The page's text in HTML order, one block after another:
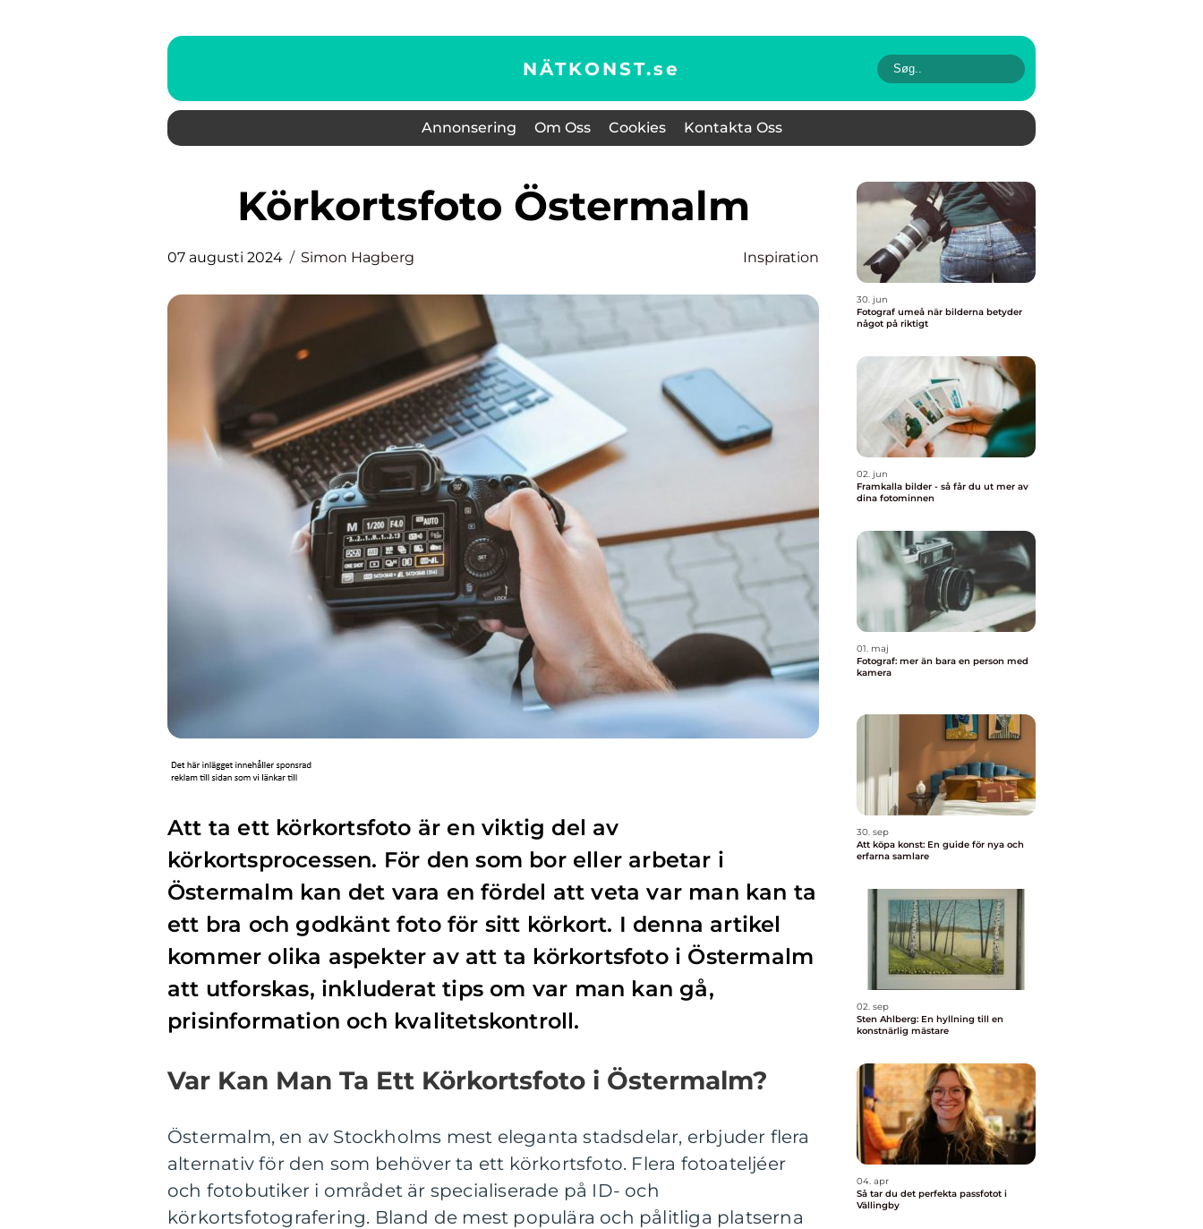
NÄTKONST.se
Annonsering Om Oss Cookies Kontakta Oss
Körkortsfoto Östermalm
07 augusti 2024 Simon Hagberg Inspiration
Att ta ett körkortsfoto är en viktig del av
körkortsprocessen. För den som bor eller arbetar i
Östermalm kan det vara en fördel att veta var man kan ta
ett bra och godkänt foto för sitt körkort. I denna artikel
kommer olika aspekter av att ta körkortsfoto i Östermalm
att utforskas, inkluderat tips om var man kan gå,
prisinformation och kvalitetskontroll.
Var Kan Man Ta Ett Körkortsfoto i Östermalm?
Östermalm, en av Stockholms mest eleganta stadsdelar, erbjuder flera
alternativ för den som behöver ta ett körkortsfoto. Flera fotoateljéer
och fotobutiker i området är specialiserade på ID- och
körkortsfotografering. Bland de mest populära och pålitliga platserna
30. jun
Fotograf umeå när bilderna betyder
något på riktigt
02. jun
Framkalla bilder - så får du ut mer av
dina fotominnen
01. maj
Fotograf: mer än bara en person med
kamera
30. sep
Att köpa konst: En guide för nya och
erfarna samlare
02. sep
Sten Ahlberg: En hyllning till en
konstnärlig mästare
04. apr
Så tar du det perfekta passfotot i
Vällingby